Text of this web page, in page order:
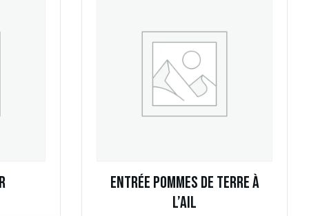
Entrée Pommes de Terre à
l’Ail